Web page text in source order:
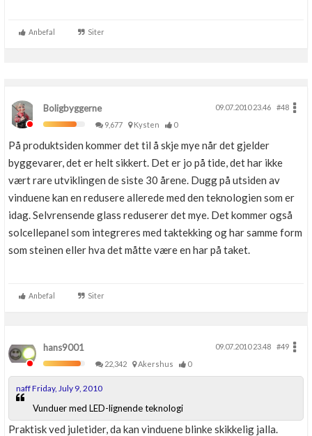
Anbefal Siter
Boligbyggerne 09.07.2010 23.46
#48
9,677
Kysten 0
På produktsiden kommer det til å skje mye når det gjelder
byggevarer, det er helt sikkert. Det er jo på tide, det har ikke
vært rare utviklingen de siste 30 årene. Dugg på utsiden av
vinduene kan en redusere allerede med den teknologien som er
idag. Selvrensende glass reduserer det mye. Det kommer også
solcellepanel som integreres med taktekking og har samme form
som steinen eller hva det måtte være en har på taket.
Anbefal Siter
hans9001 09.07.2010 23.48
#49
22,342
Akershus 0
naff Friday, July 9, 2010
Vunduer med LED-lignende teknologi
Praktisk ved juletider, da kan vinduene blinke skikkelig jalla.